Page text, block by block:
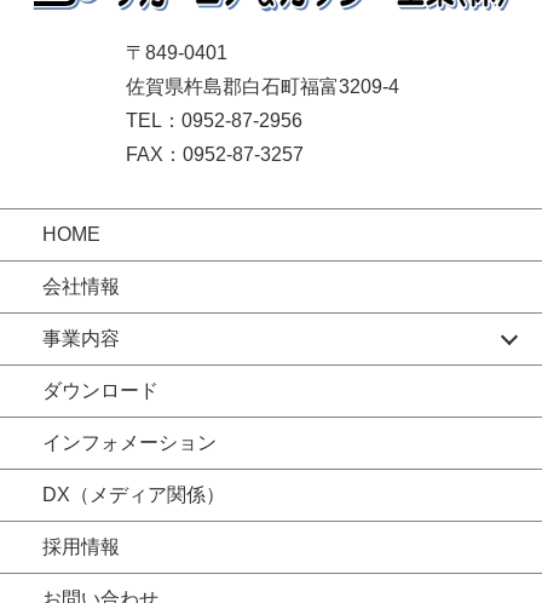
〒849-0401
佐賀県杵島郡白石町福富3209-4
TEL：0952-87-2956
FAX：0952-87-3257
HOME
会社情報
事業内容
ダウンロード
インフォメーション
DX（メディア関係）
採用情報
お問い合わせ